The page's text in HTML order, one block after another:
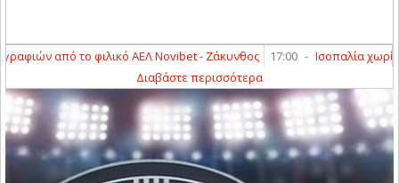
από το φιλικό ΑΕΛ Novibet - Ζάκυνθος 17:00 - Ισοπαλία χωρίς
Διαβάστε περισσότερα